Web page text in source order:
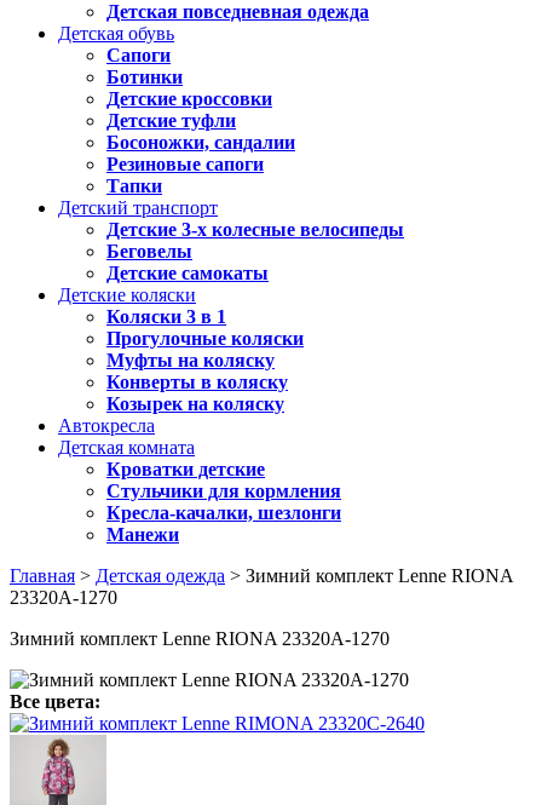
Детская повседневная одежда
Детская обувь
Сапоги
Ботинки
Детские кроссовки
Детские туфли
Босоножки, сандалии
Резиновые сапоги
Тапки
Детский транспорт
Детские 3-х колесные велосипеды
Беговелы
Детские самокаты
Детские коляски
Коляски 3 в 1
Прогулочные коляски
Муфты на коляску
Конверты в коляску
Козырек на коляску
Автокресла
Детская комната
Кроватки детские
Стульчики для кормления
Кресла-качалки, шезлонги
Манежи
Главная > Детская одежда > Зимний комплект Lenne RIONA
23320A-1270
Зимний комплект Lenne RIONA 23320A-1270
Все цвета: